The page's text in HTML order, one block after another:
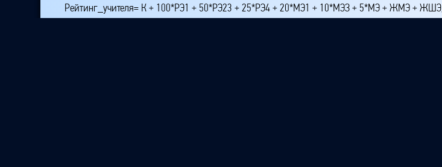
Рейтинг_учителя= К + 100*РЭ1 + 50*РЭ23 + 25*РЭ4 + 20*МЭ1 + 10*МЭЗ + 5*МЭ + ЖМЭ + ЖШЭ,